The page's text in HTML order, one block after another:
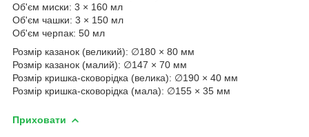
Об'єм миски: 3 × 160 мл
Об'єм чашки: 3 × 150 мл
Об'єм черпак: 50 мл
Розмір казанок (великий): ∅180 × 80 мм
Розмір казанок (малий): ∅147 × 70 мм
Розмір кришка-сковорідка (велика): ∅190 × 40 мм
Розмір кришка-сковорідка (мала): ∅155 × 35 мм
Приховати